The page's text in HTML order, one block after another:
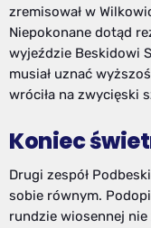
zremisował w
Niepokonane dotąd
wyjeździe Beskidowi
musiał uznać
wróciła na zwycięski
Koniec
Drugi zespół
sobie równym.
rundzie wiosennej